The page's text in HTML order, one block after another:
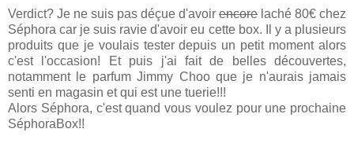
Verdict? Je ne suis pas déçue d'avoir encore laché 80€ chez
Séphora car je suis ravie d'avoir eu cette box. Il y a plusieurs
produits que je voulais tester depuis un petit moment alors
c'est l'occasion! Et puis j'ai fait de belles découvertes,
notamment le parfum Jimmy Choo que je n'aurais jamais
senti en magasin et qui est une tuerie!!!
Alors Séphora, c'est quand vous voulez pour une prochaine
SéphoraBox!!